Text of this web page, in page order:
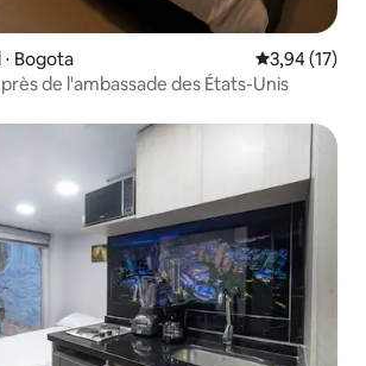
Bogota Évaluation
3,94 (17)
de l'ambassade des États-Unis